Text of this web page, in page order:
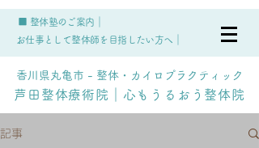
■ 整体塾のご案内｜
お仕事として整体師を目指したい方へ｜
香川県丸亀市 - 整体・カイロプラクティック
芦田整体療術院｜心もうるおう整体院
記事